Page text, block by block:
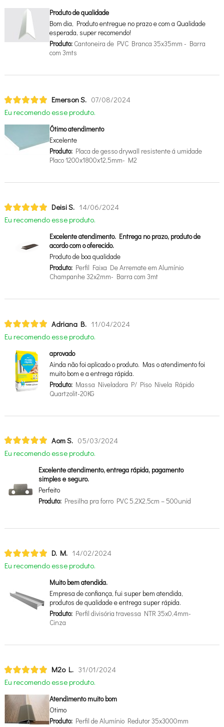
Produto de qualidade
Bom dia, Produto entregue no prazo e com a Qualidade
esperada, super recomendo!
Produto:Cantoneira de PVC Branca 35x35mm - Barra
com 3mts
Emerson S. 07/08/2024
Eu recomendo esse produto.
Ótimo atendimento
Excelente
Produto:Placa de gesso drywall resistente á umidade
Placo 1200x1800x12,5mm- M2
Deisi S. 14/06/2024
Eu recomendo esse produto.
Excelente atendimento. Entrega no prazo, produto de
acordo com o oferecido.
Produto de boa qualidade
Produto:Perfil Faixa De Arremate em Alumínio
Champanhe 32x2mm- Barra com 3mt
Adriana B. 11/04/2024
Eu recomendo esse produto.
aprovado
Ainda não foi aplicado o produto. Mas o atendimento foi
muito bom e a entrega rápida.
Produto:Massa Niveladora P/ Piso Nivela Rápido
Quartzolit-20KG
Aom S. 05/03/2024
Eu recomendo esse produto.
Excelente atendimento, entrega rápida, pagamento
simples e seguro.
Perfeito
Produto:Presilha pra forro PVC 5,2X2,5cm – 500unid
D. M. 14/02/2024
Eu recomendo esse produto.
Muito bem atendida.
Empresa de confiança, fui super bem atendida,
produtos de qualidade e entrega super rápida.
Produto:Perfil divisória travessa NTR 35x0,4mm-
Cinza
M2o L. 31/01/2024
Eu recomendo esse produto.
Atendimento muito bom
Otimo
Produto:Perfil de Alumínio Redutor 35x3000mm